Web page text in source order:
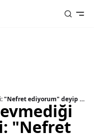
Seda Sayan'ın sevmediği erkek tiplemesi: "Nefret ediyorum" deyip açıkladı
"Nefret